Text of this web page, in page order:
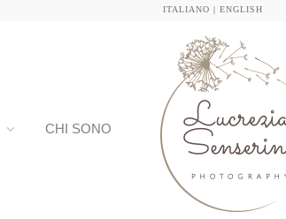
ITALIANO | ENGLISH
CHI SONO